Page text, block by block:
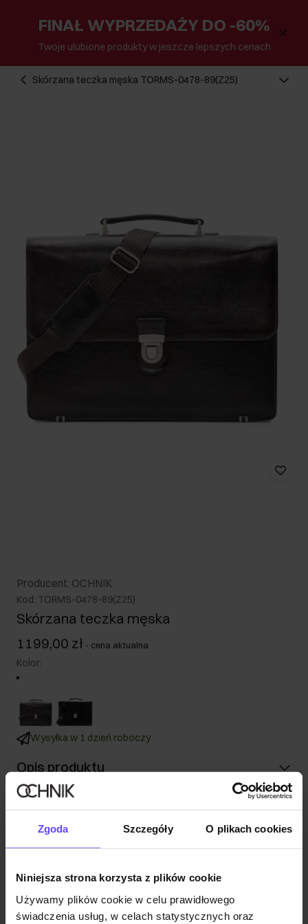
Zgoda Szczegóły O plikach cookies
Niniejsza strona korzysta z plików cookie
Używamy plików cookie w celu prawidłowego
świadczenia usług, w celach statystycznych oraz
FINAŁ WYPRZEDAŻY DO -60%
Twoje ulubione produkty w jeszcze lepszych cenach
Skórzana teczka męska TORMS-0478-89(Z25)
Producent: OCHNIK
Kod: TORMS-0478-89(Z25)
Skórzana teczka męska
1199,00 zł - cena aktualna
Kolor:
Wysyłka w 1 dzień roboczy
Opis produktu
Szczegóły
Opinie